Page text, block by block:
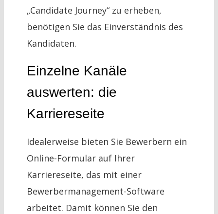
„Candidate Journey“ zu erheben,
benötigen Sie das Einverständnis des
Kandidaten.
Einzelne Kanäle
auswerten: die
Karriereseite
Idealerweise bieten Sie Bewerbern ein
Online-Formular auf Ihrer
Karriereseite, das mit einer
Bewerbermanagement-Software
arbeitet. Damit können Sie den